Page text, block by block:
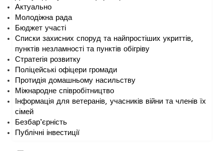
Актуально
Молодіжна рада
Бюджет участі
Списки захисних споруд та найпростіших укриттів,
пунктів незламності та пунктів обігріву
Стратегія розвитку
Поліцейські офіцери громади
Протидія домашньому насильству
Міжнародне співробітництво
Інформація для ветеранів, учасників війни та членів їх
сімей
Безбар’єрність
Публічні інвестиції